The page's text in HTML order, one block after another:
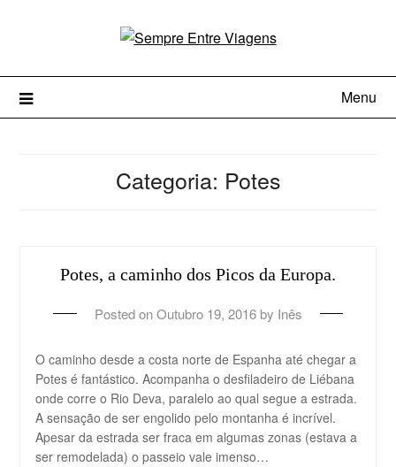
Menu
Categoria: Potes
Potes, a caminho dos Picos da Europa.
Posted onOutubro 19, 2016by Inês
O caminho desde a costa norte de Espanha até chegar a
Potes é fantástico. Acompanha o desfiladeiro de Liébana
onde corre o Rio Deva, paralelo ao qual segue a estrada.
A sensação de ser engolido pelo montanha é incrível.
Apesar da estrada ser fraca em algumas zonas (estava a
ser remodelada) o passeio vale imenso…